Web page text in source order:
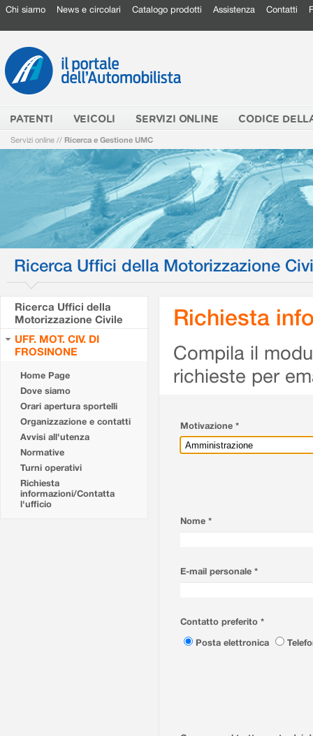
Chi siamo News e circolari Catalogo prodotti Assistenza Contatti
PATENTI VEICOLI SERVIZI ONLINE CODICE
Servizi online // Ricerca e Gestione UMC
Ricerca Uffici della Motorizzazione
Ricerca Uffici della
Motorizzazione Civile
UFF. MOT. CIV. DI
FROSINONE
Home Page
Dove siamo
Orari apertura sportelli
Organizzazione e contatti
Avvisi all'utenza
Normative
Turni operativi
Richiesta
informazioni/Contatta
l'ufficio
Richiesta
Compila il
richieste per
Motivazione *
Nome *
E-mail personale *
Contatto preferito *
Posta elettronica